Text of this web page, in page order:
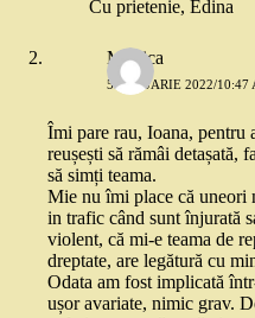
Cu prietenie, Edina
Monica
5 IANUARIE 2022/10:47
Îmi pare rau, Ioana, pentru
reușești să rămâi detașată,
să simți teama.
Mie nu îmi place că uneori
in trafic când sunt înjurată
violent, că mi-e teama de
dreptate, are legătură cu
Odata am fost implicată
ușor avariate, nimic grav.